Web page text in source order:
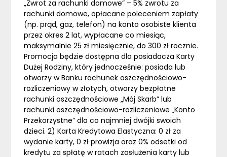
„Zwrot za rachunki domowe” – 5% zwrotu za
rachunki domowe, opłacane poleceniem zapłaty
(np. prąd, gaz, telefon) na konto osobiste klienta
przez okres 2 lat, wypłacane co miesiąc,
maksymalnie 25 zł miesięcznie, do 300 zł rocznie.
Promocja będzie dostępna dla posiadacza Karty
Dużej Rodziny, który jednocześnie: posiada lub
otworzy w Banku rachunek oszczędnościowo-
rozliczeniowy w złotych, otworzy bezpłatne
rachunki oszczędnościowe „Mój Skarb” lub
rachunki oszczędnościowo-rozliczeniowe „Konto
Przekorzystne” dla co najmniej dwójki swoich
dzieci. 2) Karta Kredytowa Elastyczna: 0 zł za
wydanie karty, 0 zł prowizja oraz 0% odsetki od
kredytu za spłatę w ratach zasłużenia karty lub